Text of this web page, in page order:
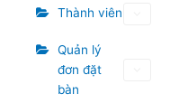
Thành viên
Quản lý
đơn đặt
bàn